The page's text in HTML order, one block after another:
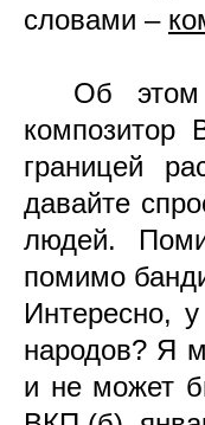
словами –
Об этом
композитор
границей
давайте
людей.
помимо
Интересно,
народов? Я
и не может